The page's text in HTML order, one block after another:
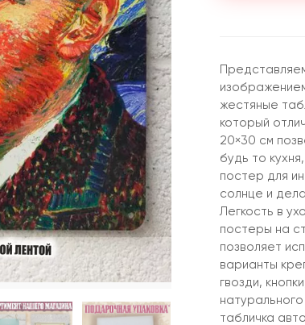
жестяные
который
20×30 см
будь то
постер для
солнце и
Легкость в
постеры на
позволяет
варианты
гвозди,
табличка